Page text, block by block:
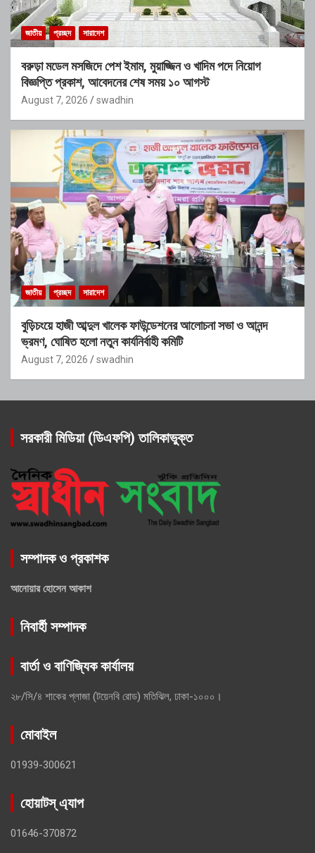
জাতীয় প্রচ্ছদ সারাদেশ
বরুড়া মডেল মসজিদে পেশ ইমাম, মুয়াজ্জিন ও খাদিম পদে নিয়োগ
বিজ্ঞপ্তি প্রকাশ, আবেদনের শেষ সময় ১০ আগস্ট
August 7, 2026 swadhin
জাতীয় প্রচ্ছদ সারাদেশ
বুড়িচংয়ে হাজী আব্দুল খালেক ফাউন্ডেশনের আলোচনা সভা ও আনন্দ
ভ্রমণ, ঘোষিত হলো নতুন কার্যনির্বাহী কমিটি
August 7, 2026 swadhin
সরকারী মিডিয়া (ডিএফপি) তালিকাভুক্ত
সম্পাদক ও প্রকাশক
আনোয়ার হোসেন আকাশ
নিবার্হী সম্পাদক
বার্তা ও বাণিজ্যিক কার্যালয়
২৮/সি/৪ শাকের প্লাজা (টয়েনবি রোড) মতিঝিল, ঢাকা-১০০০।
মোবাইল
01939-300621
হোয়াটস্ এ্যাপ
01646-370872